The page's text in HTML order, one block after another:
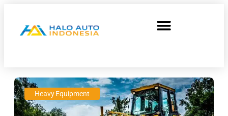
Heavy Equipment